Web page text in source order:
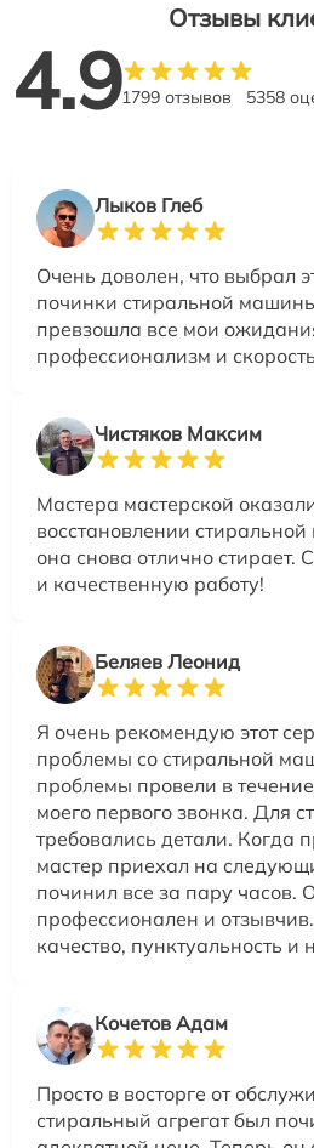
Отзывы
4.91799 отзывов 5358
Лыков Глеб
Очень доволен, что выбрал
починки стиральной
превзошла все мои
профессионализм и
Чистяков Максим
Мастера мастерской
восстановлении
она снова отлично стирает.
и качественную работу!
Беляев Леонид
Я очень рекомендую этот
проблемы со стиральной
проблемы провели в
моего первого звонка. Для
требовались детали. Когда
мастер приехал на
починил все за пару часов.
профессионален и
качество, пунктуальность и
Кочетов Адам
Просто в восторге от
стиральный агрегат был